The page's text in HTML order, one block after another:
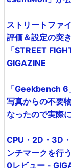
ストリートファ
評価＆設定の突
「STREET
GIGAZINE
「Geekbench
写真からの不要
なったので実際
CPU・2D・3D
ンチマークを行
0レビュー -